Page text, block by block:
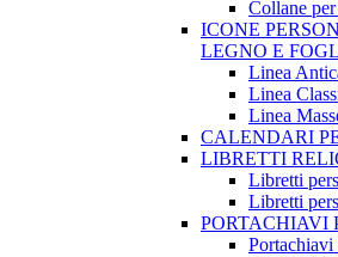
Collane
ICONE
LEGNO E
Linea
Linea
Linea
CALENDARI
LIBRETTI
Libretti
Libretti
PORTACHIAVI